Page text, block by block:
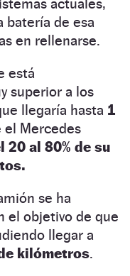
actuales,
batería de esa
en rellenarse.
está
superior a los
llegaría hasta 1
el Mercedes
20 al 80% de su
se ha
el objetivo de que
llegar a
kilómetros.